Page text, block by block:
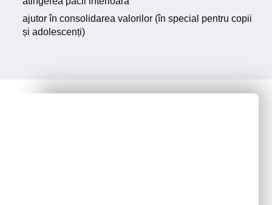
ajutor în consolidarea valorilor (în special pentru copii
și adolescenți)